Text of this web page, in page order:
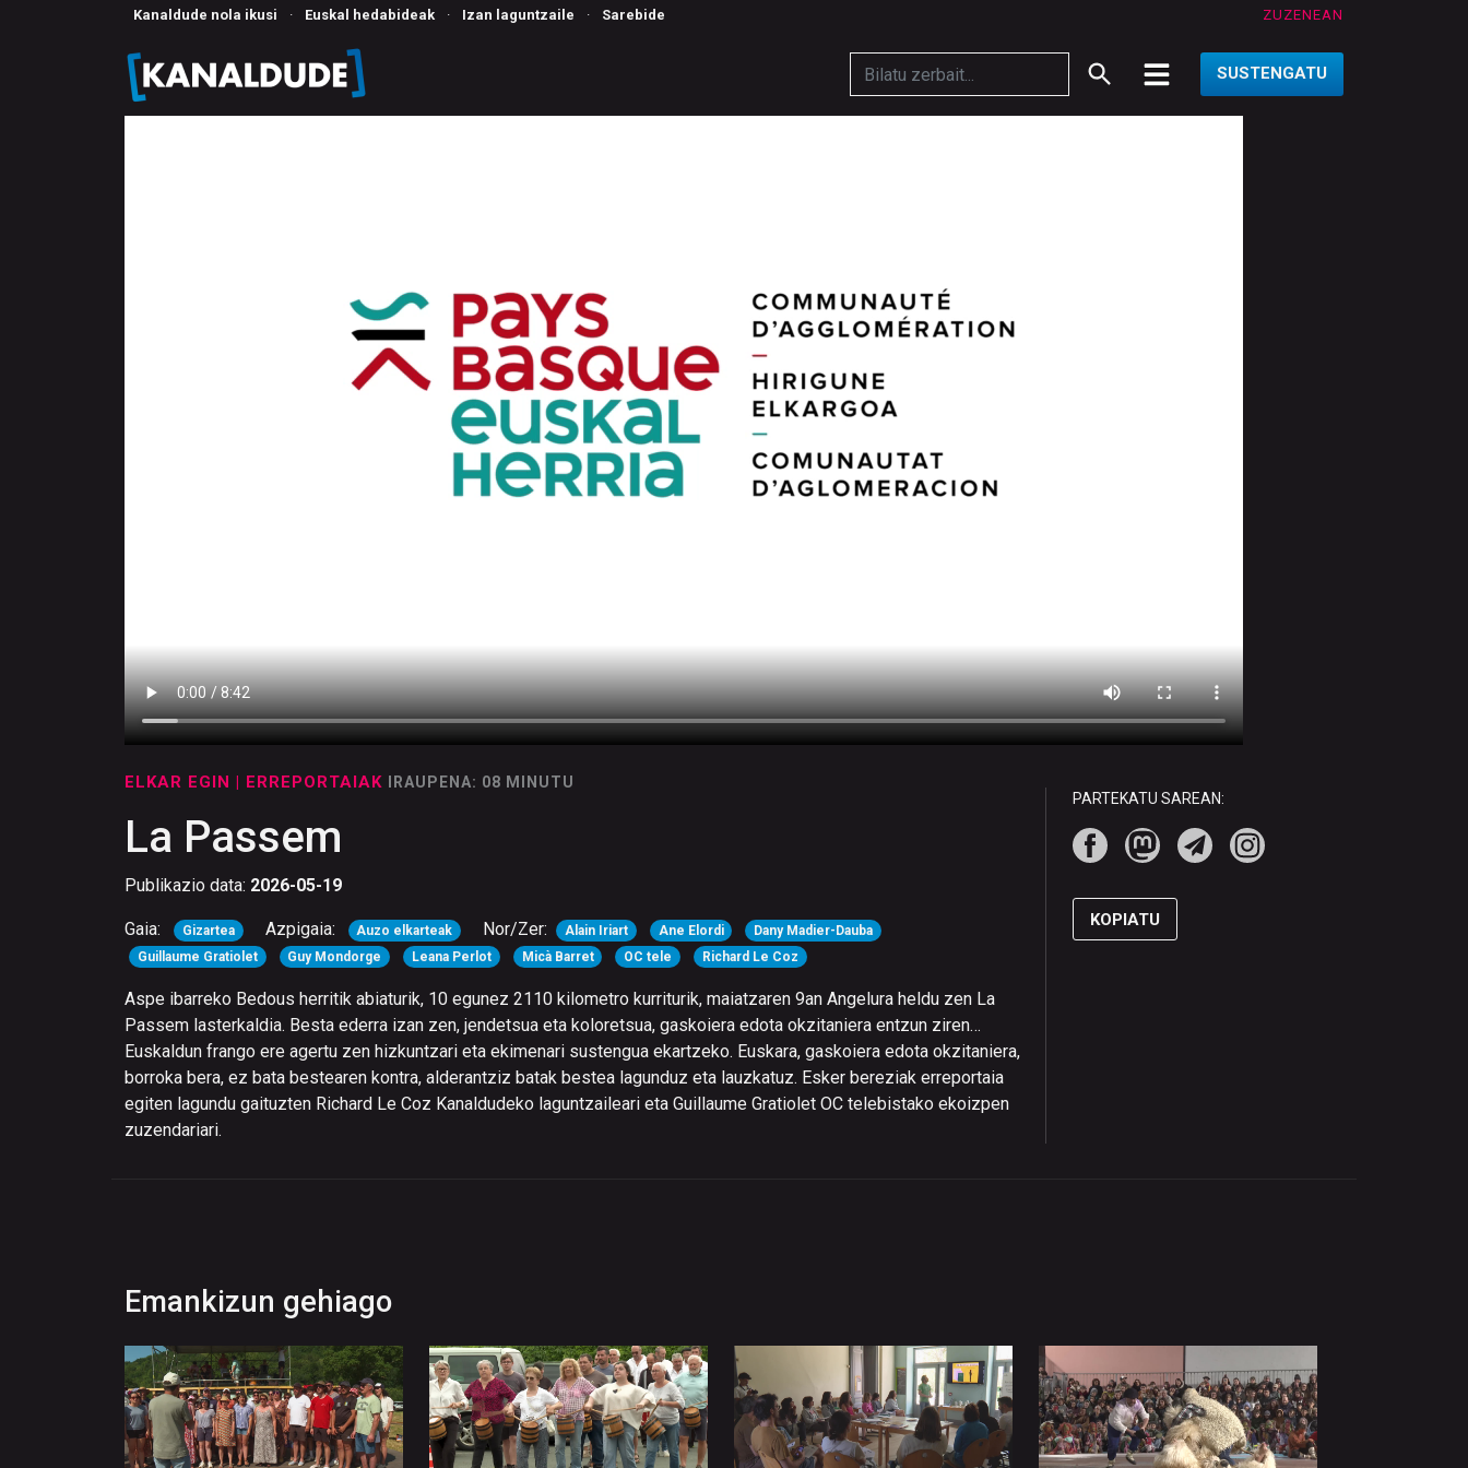
Kanaldude nola ikusi · Euskal hedabideak · Izan laguntzaile · Sarebide ZUZENEAN
SUSTENGATU
ELKAR EGIN | ERREPORTAIAK IRAUPENA: 08 MINUTU
La Passem
Publikazio data: 2026-05-19
Gaia: Gizartea Azpigaia: Auzo elkarteak Nor/Zer: Alain Iriart Ane Elordi
Dany Madier-Dauba
Guillaume Gratiolet
Guy Mondorge Leana Perlot Micà Barret OC tele Richard Le Coz
Aspe ibarreko Bedous herritik abiaturik, 10 egunez 2110 kilometro kurriturik, maiatzaren 9an Angelura heldu zen La
Passem lasterkaldia. Besta ederra izan zen, jendetsua eta koloretsua, gaskoiera edota okzitaniera entzun ziren…
Euskaldun frango ere agertu zen hizkuntzari eta ekimenari sustengua ekartzeko. Euskara, gaskoiera edota okzitaniera,
borroka bera, ez bata bestearen kontra, alderantziz batak bestea lagunduz eta lauzkatuz. Esker bereziak erreportaia
egiten lagundu gaituzten Richard Le Coz Kanaldudeko laguntzaileari eta Guillaume Gratiolet OC telebistako ekoizpen
zuzendariari.
PARTEKATU SAREAN:
KOPIATU
Emankizun gehiago